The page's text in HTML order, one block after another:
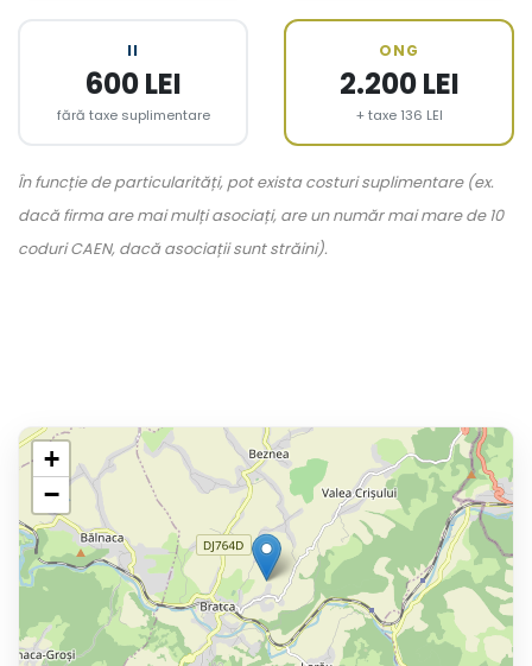
II
600 LEI
fără taxe suplimentare
ONG
2.200 LEI
+ taxe 136 LEI
În funcție de particularități, pot exista costuri suplimentare (ex.
dacă firma are mai mulți asociați, are un număr mai mare de 10
coduri CAEN, dacă asociații sunt străini).
+
−